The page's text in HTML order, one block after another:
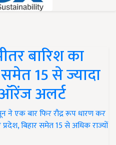
बारिश का
15 से ज्यादा
अलर्ट
ने एक बार फिर रौद्र रूप धारण कर
प्रदेश, बिहार समेत 15 से अधिक राज्यों